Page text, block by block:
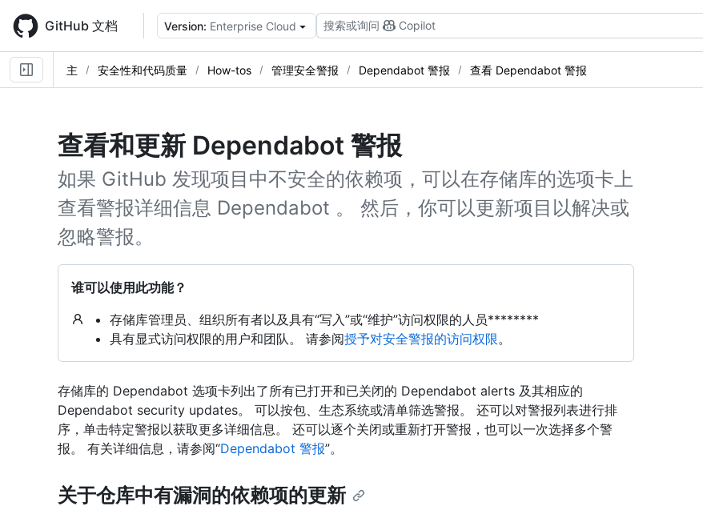
main
content
GitHub 文档 Version: Enterprise Cloud 搜索或询问 Copilot
主 安全性和代码质量 How-tos 管理安全警报 Dependabot 警报 查看 Dependabot 警报
查看和更新 Dependabot 警报
如果 GitHub 发现项目中不安全的依赖项，可以在存储库的选项卡上
查看警报详细信息 Dependabot 。 然后，你可以更新项目以解决或
忽略警报。
谁可以使用此功能？
存储库管理员、组织所有者以及具有“写入”或“维护”访问权限的人员********
具有显式访问权限的用户和团队。 请参阅授予对安全警报的访问权限。
存储库的 Dependabot 选项卡列出了所有已打开和已关闭的 Dependabot alerts 及其相应的
Dependabot security updates。 可以按包、生态系统或清单筛选警报。 还可以对警报列表进行排
序，单击特定警报以获取更多详细信息。 还可以逐个关闭或重新打开警报，也可以一次选择多个警
报。 有关详细信息，请参阅“Dependabot 警报”。
关于仓库中有漏洞的依赖项的更新